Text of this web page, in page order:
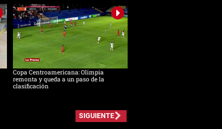
Copa Centroamericana: Olimpia
remonta y queda a un paso de la
clasificación
SIGUIENTE